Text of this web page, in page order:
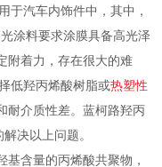
汽车内饰件中，其中，
涂料要求涂膜具备高光泽
附着力，存在很大的难
低羟丙烯酸树脂或热塑性
耐介质性差。蓝柯路羟丙
决以上问题。
含量的丙烯酸共聚物，